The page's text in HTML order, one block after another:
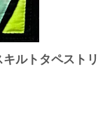
ルトタペストリ